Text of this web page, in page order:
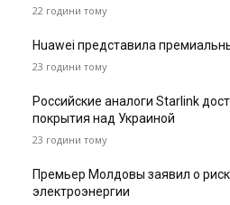
22 години тому
Huawei представила
23 години тому
Российские аналоги Starlink
покрытия над Украиной
23 години тому
Премьер Молдовы заявил о
электроэнергии